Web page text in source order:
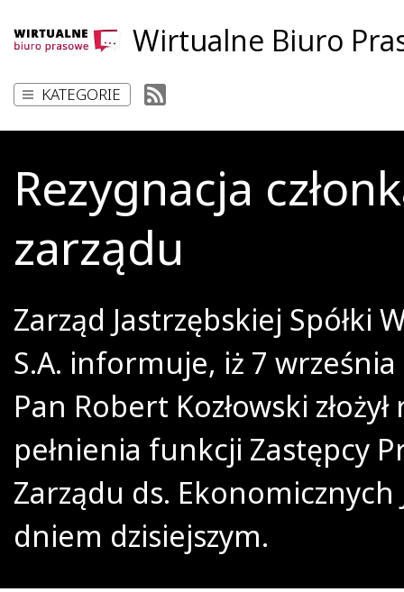
Wirtualne Biuro
KATEGORIE
Rezygnacja
zarządu
Zarząd Jastrzębskiej Spółki
S.A. informuje, iż 7
Pan Robert Kozłowski
pełnienia funkcji Zastępcy
Zarządu ds. Ekonomicznych
dniem dzisiejszym.